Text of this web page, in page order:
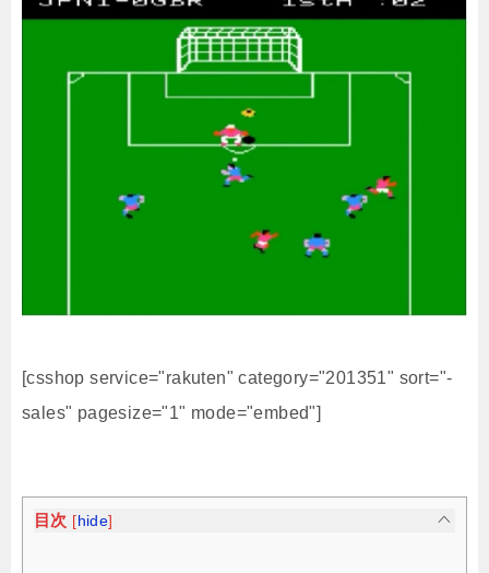
[csshop service="rakuten" category="201351" sort="-
sales" pagesize="1" mode="embed"]
目次 [ hide]